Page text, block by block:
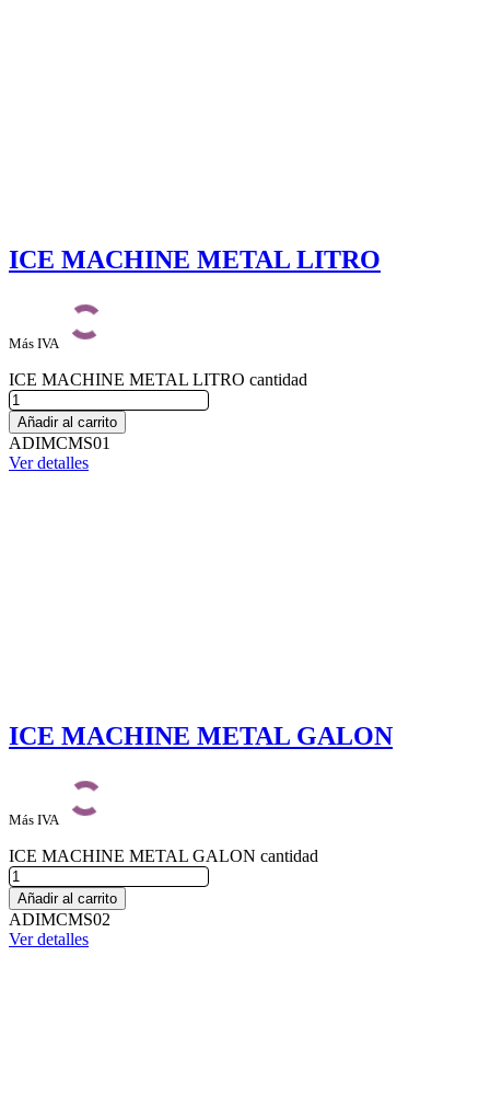
ICE MACHINE METAL LITRO
Más IVA
ICE MACHINE METAL LITRO cantidad
Añadir al carrito
ADIMCMS01
Ver detalles
ICE MACHINE METAL GALON
Más IVA
ICE MACHINE METAL GALON cantidad
Añadir al carrito
ADIMCMS02
Ver detalles